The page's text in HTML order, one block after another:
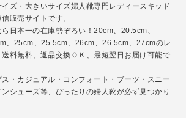
ズ・大きいサイズ婦人靴専門レディースキッド
販売サイトです。
日本一の在庫勢ぞろい！20cm、20.5cm、
、25cm、25.5cm、26cm、26.5cm、27cmのレ
料無料、返品交換ＯＫ、最短翌日お届け可能で
・カジュアル・コンフォート・ブーツ・スニー
シューズ等、ぴったりの婦人靴が必ず見つかり